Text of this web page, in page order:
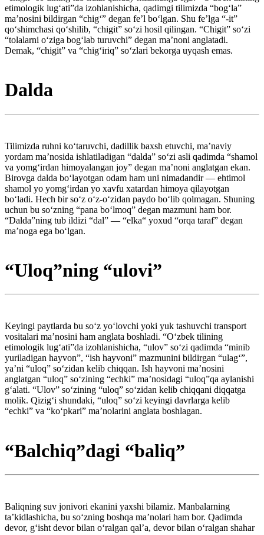
etimologik lug‘ati”da izohlanishicha, qadimgi tilimizda “bog‘la”
ma’nosini bildirgan “chig‘” degan fe’l bo‘lgan. Shu fe’lga “-it”
qo‘shimchasi qo‘shilib, “chigit” so‘zi hosil qilingan. “Chigit” so‘zi
“tolalarni o‘ziga bog‘lab turuvchi” degan ma’noni anglatadi.
Demak, “chigit” va “chig‘iriq” so‘zlari bekorga uyqash emas.
Dalda
Tilimizda ruhni ko‘taruvchi, dadillik baxsh etuvchi, ma’naviy
yordam ma’nosida ishlatiladigan “dalda” so‘zi asli qadimda “shamol
va yomg‘irdan himoyalangan joy” degan ma’noni anglatgan ekan.
Birovga dalda bo‘layotgan odam ham uni nimadandir — ehtimol
shamol yo yomg‘irdan yo xavfu xatardan himoya qilayotgan
bo‘ladi. Hech bir so‘z o‘z-o‘zidan paydo bo‘lib qolmagan. Shuning
uchun bu so‘zning “pana bo‘lmoq” degan mazmuni ham bor.
“Dalda”ning tub ildizi “dal” — “elka“ yoxud “orqa taraf” degan
ma’noga ega bo‘lgan.
“Uloq”ning “ulovi”
Keyingi paytlarda bu so‘z yo‘lovchi yoki yuk tashuvchi transport
vositalari ma’nosini ham anglata boshladi. “O‘zbek tilining
etimologik lug‘ati”da izohlanishicha, “ulov” so‘zi qadimda “minib
yuriladigan hayvon”, “ish hayvoni” mazmunini bildirgan “ulag‘”,
ya’ni “uloq” so‘zidan kelib chiqqan. Ish hayvoni ma’nosini
anglatgan “uloq” so‘zining “echki” ma’nosidagi “uloq”qa aylanishi
g‘alati. “Ulov” so‘zining “uloq” so‘zidan kelib chiqqani diqqatga
molik. Qizig‘i shundaki, “uloq” so‘zi keyingi davrlarga kelib
“echki” va “ko‘pkari” ma’nolarini anglata boshlagan.
“Balchiq”dagi “baliq”
Baliqning suv jonivori ekanini yaxshi bilamiz. Manbalarning
ta’kidlashicha, bu so‘zning boshqa ma’nolari ham bor. Qadimda
devor, g‘isht devor bilan o‘ralgan qal’a, devor bilan o‘ralgan shahar